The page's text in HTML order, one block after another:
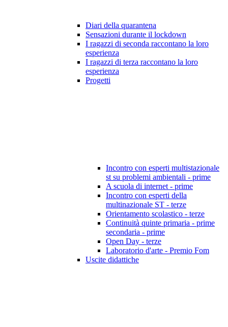
Diari della quarantena
Sensazioni durante il lockdown
I ragazzi di seconda raccontano la loro
esperienza
I ragazzi di terza raccontano la loro
esperienza
Progetti
Incontro con esperti multistazionale
st su problemi ambientali - prime
A scuola di internet - prime
Incontro con esperti della
multinazionale ST - terze
Orientamento scolastico - terze
Continuità quinte primaria - prime
secondaria - prime
Open Day - terze
Laboratorio d'arte - Premio Fom
Uscite didattiche